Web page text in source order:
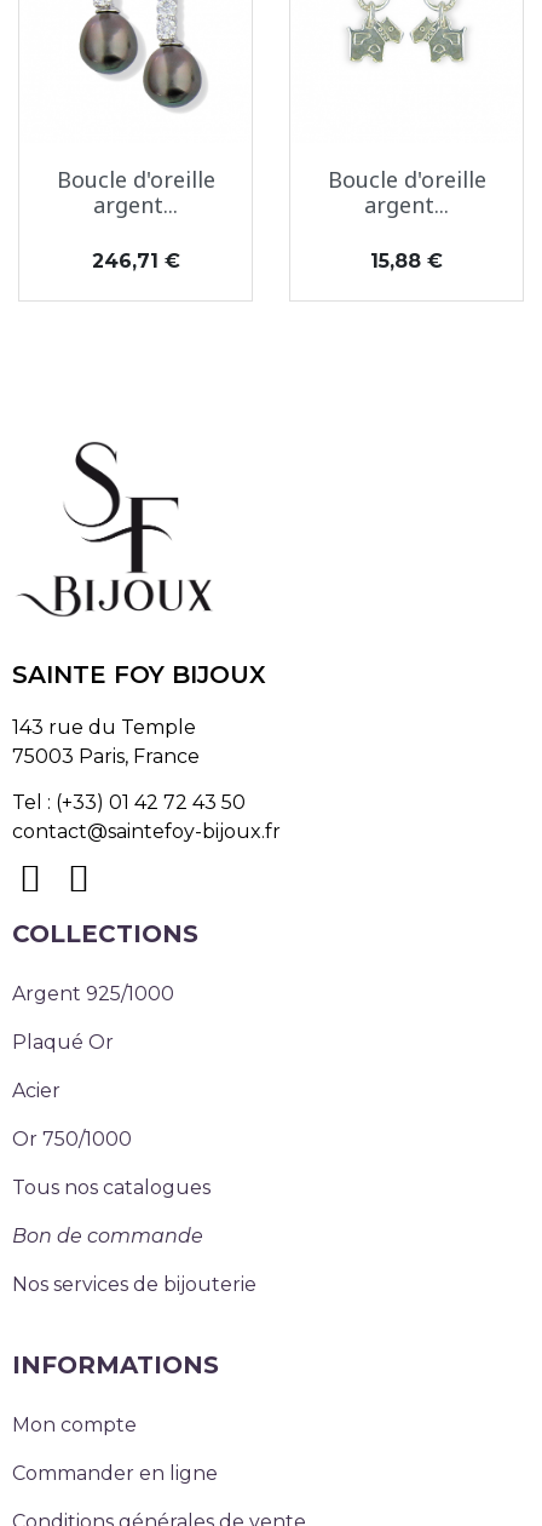
Boucle d'oreille
argent...
Prix
246,71 €
Boucle d'oreille
argent...
Prix
15,88 €
SAINTE FOY BIJOUX
143 rue du Temple
75003 Paris, France
Tel : (+33) 01 42 72 43 50
contact@saintefoy-bijoux.fr
COLLECTIONS
Argent 925/1000
Plaqué Or
Acier
Or 750/1000
Tous nos catalogues
Bon de commande
Nos services de bijouterie
INFORMATIONS
Mon compte
Commander en ligne
Conditions générales de vente